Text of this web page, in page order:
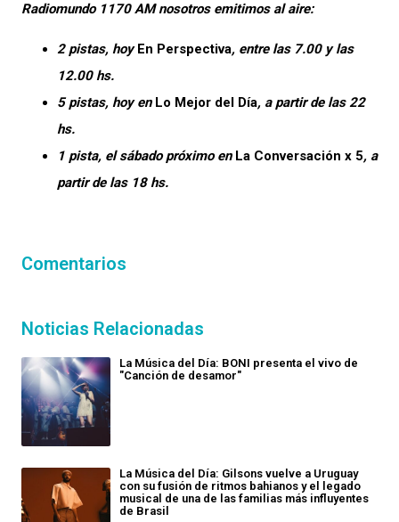
Radiomundo 1170 AM nosotros emitimos al aire:
2 pistas, hoyEn Perspectiva, entre las 7.00 y las
12.00 hs.
5 pistas, hoy en Lo Mejor del Día, a partir de las 22
hs.
1 pista, el sábado próximo en La Conversación x 5, a
partir de las 18 hs.
Comentarios
Noticias Relacionadas
La Música del Día: BONI presenta el vivo de
"Canción de desamor"
La Música del Día: Gilsons vuelve a Uruguay
con su fusión de ritmos bahianos y el legado
musical de una de las familias más influyentes
de Brasil